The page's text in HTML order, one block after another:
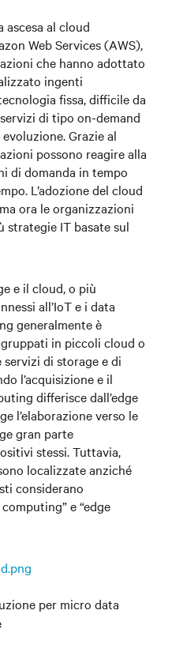
ascesa al cloud
Web Services (AWS),
che hanno adottato
ingenti
fissa, difficile da
di tipo on-demand
Grazie al
possono reagire alla
di domanda in tempo
L’adozione del cloud
ora le organizzazioni
strategie IT basate sul
e il cloud, o più
all’IoT e i data
generalmente è
in piccoli cloud o
di storage e di
l’acquisizione e il
differisce dall’edge
l’elaborazione verso le
gran parte
stessi. Tuttavia,
localizzate anziché
considerano
e “edge
per micro data